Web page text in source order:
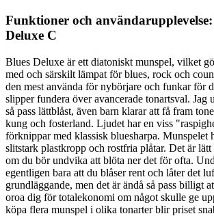
Funktioner och
Deluxe C
Blues Deluxe är ett diatoniskt munspel, vilket
med och särskilt lämpat för blues, rock och
den mest använda för nybörjare och funkar för
slipper fundera över avancerade tonartsval. Jag
så pass lättblåst, även barn klarar att få fram
kung och fosterland. Ljudet har en viss
förknippar med klassisk bluesharpa. Munspelet
slitstark plastkropp och rostfria plåtar. Det är lätt
om du bör undvika att blöta ner det för ofta.
egentligen bara att du blåser rent och låter det
grundläggande, men det är ändå så pass billigt
oroa dig för totalekonomi om något skulle ge
köpa flera munspel i olika tonarter blir priset